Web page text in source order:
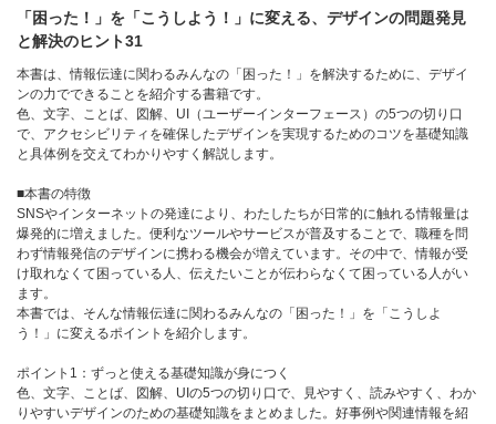
「困った！」を「こうしよう！」に変える、デザインの問題発見
と解決のヒント31
本書は、情報伝達に関わるみんなの「困った！」を解決するために、デザイ
ンの力でできることを紹介する書籍です。
色、文字、ことば、図解、UI（ユーザーインターフェース）の5つの切り口
で、アクセシビリティを確保したデザインを実現するためのコツを基礎知識
と具体例を交えてわかりやすく解説します。
■本書の特徴
SNSやインターネットの発達により、わたしたちが日常的に触れる情報量は
爆発的に増えました。便利なツールやサービスが普及することで、職種を問
わず情報発信のデザインに携わる機会が増えています。その中で、情報が受
け取れなくて困っている人、伝えたいことが伝わらなくて困っている人がい
ます。
本書では、そんな情報伝達に関わるみんなの「困った！」を「こうしよ
う！」に変えるポイントを紹介します。
ポイント1：ずっと使える基礎知識が身につく
色、文字、ことば、図解、UIの5つの切り口で、見やすく、読みやすく、わか
りやすいデザインのための基礎知識をまとめました。好事例や関連情報を紹